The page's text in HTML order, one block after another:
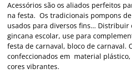
Acessórios são os aliados perfeitos
na festa. Os tradicionais pompons
usados para diversos fins…
gincana escolar, use para
festa de carnaval, bloco de carnaval.
confeccionados em material
cores vibrantes.